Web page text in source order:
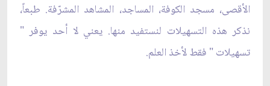
الأقصى، مسجد الكوفة، المساجد، المشاهد المشرّفة. طبعاً،
نذكر هذه التسهيلات لنستفيد منها. يعني لا أحد يوفر "
تسهيلات " فقط لأخذ العلم.